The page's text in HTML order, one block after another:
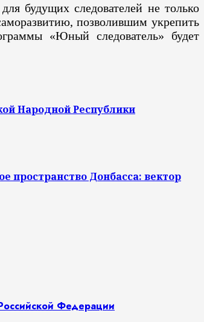
будущих следователей не только
позволившим укрепить
«Юный следователь» будет
Народной Республики
пространство Донбасса: вектор
Федерации